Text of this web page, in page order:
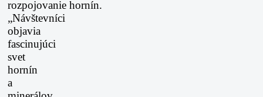
rozpojovanie hornín.
„Návštevníci
objavia
fascinujúci
svet
hornín
a